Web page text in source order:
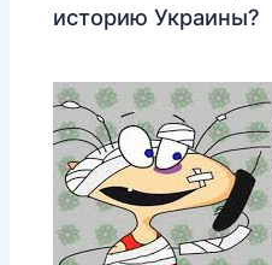
историю Украины?